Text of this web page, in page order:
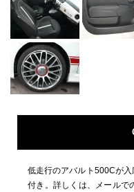
低走行のアバルト500Cが
付き。詳しくは、メールで